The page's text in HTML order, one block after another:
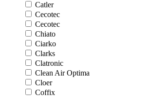
Catler
Cecotec
Cecotec
Chiato
Ciarko
Clarks
Clatronic
Clean Air Optima
Cloer
Coffix